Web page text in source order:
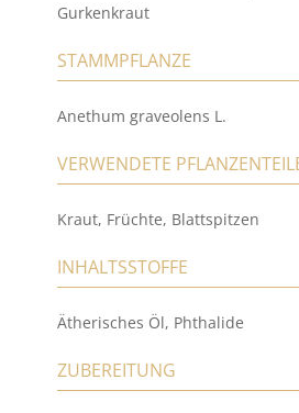
Gurkenkraut
STAMMPFLANZE
Anethum graveolens L.
VERWENDETE
Kraut, Früchte, Blattspitzen
INHALTSSTOFFE
Ätherisches Öl, Phthalide
ZUBEREITUNG